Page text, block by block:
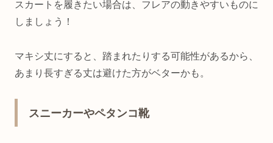
スカートを履きたい場合は、フレアの動きやすいものに
しましょう！
マキシ丈にすると、踏まれたりする可能性があるから、
あまり長すぎる丈は避けた方がベターかも。
スニーカーやペタンコ靴